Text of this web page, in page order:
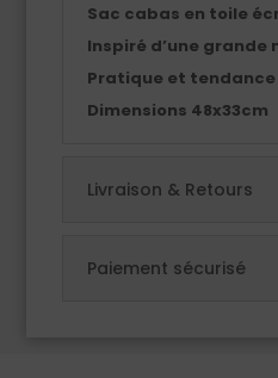
Sac cabas en toile
Inspiré d’une grande
Pratique et tendance
Dimensions 48x33cm
Livraison & Retours
Paiement sécurisé